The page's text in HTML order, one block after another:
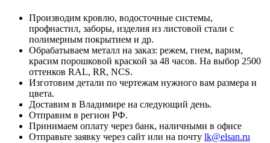
Производим кровлю, водосточные системы,
профнастил, заборы, изделия из листовой стали с
полимерным покрытием и др.
Обрабатываем металл на заказ: режем, гнем, варим,
красим порошковой краской за 48 часов. На выбор 2500
оттенков RAL, RR, NCS.
Изготовим детали по чертежам нужного вам размера и
цвета.
Доставим в Владимире на следующий день.
Отправим в регион РФ.
Принимаем оплату через банк, наличными в офисе
Отправьте заявку через сайт или на почту lk@elsan.ru